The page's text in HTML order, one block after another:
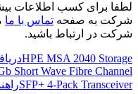
لطفا برای کسب اطلاعات
شرکت به صفحه تماس با ما
شرکت در ارتباط باشید.
HPE MSA 2040 Storage
Short Wave Fibre Channel
SFP+ 4-Pack Transceiver